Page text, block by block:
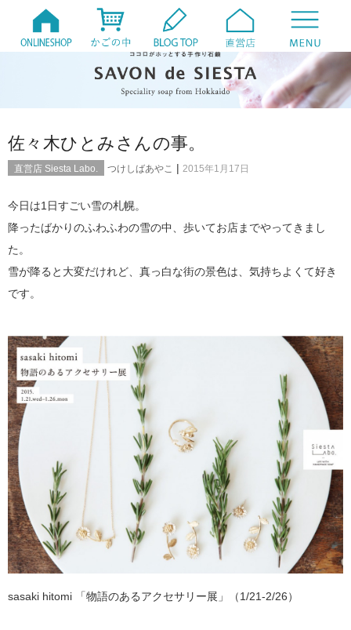
佐々木ひとみさんの事。
直営店 Siesta Labo. つけしばあやこ | 2015年1月17日
今日は1日すごい雪の札幌。
降ったばかりのふわふわの雪の中、歩いてお店までやってきまし
た。
雪が降ると大変だけれど、真っ白な街の景色は、気持ちよくて好き
です。
sasaki hitomi 「物語のあるアクセサリー展」（1/21-2/26）